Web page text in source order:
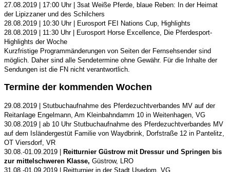
27.08.2019 | 17:00 Uhr | 3sat Weiße Pferde, blaue Reben: In der Heimat
der Lipizzaner und des Schilchers
28.08.2019 | 10:30 Uhr | Eurosport FEI Nations Cup, Highlights
28.08.2019 | 11:30 Uhr | Eurosport Horse Excellence, Die Pferdesport-
Highlights der Woche
Kurzfristige Programmänderungen von Seiten der Fernsehsender sind
möglich. Daher sind alle Sendetermine ohne Gewähr. Für die Inhalte der
Sendungen ist die FN nicht verantwortlich
Termine der kommenden Wochen
29.08.2019 | Stutbuchaufnahme des Pferdezuchtverbandes MV auf der
Reitanlage Engelmann, Am Kleinbahndamm 10 in Weitenhagen, VG
30.08.2019 | ab 10 Uhr Stutbuchaufnahme des Pferdezuchtverbandes MV
auf dem Isländergestüt Familie von Waydbrink, Dorfstraße 12 in Pantelitz,
OT Viersdorf, VR
30.08.-01.09.2019 | Reitturnier Güstrow mit Dressur und Springen bis
zur mittelschweren Klasse, Güstrow, LRO
31.08.-01.09.2019 | Reitturnier in der Stadt Usedom, VG